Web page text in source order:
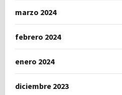
marzo 2024
febrero 2024
enero 2024
diciembre 2023